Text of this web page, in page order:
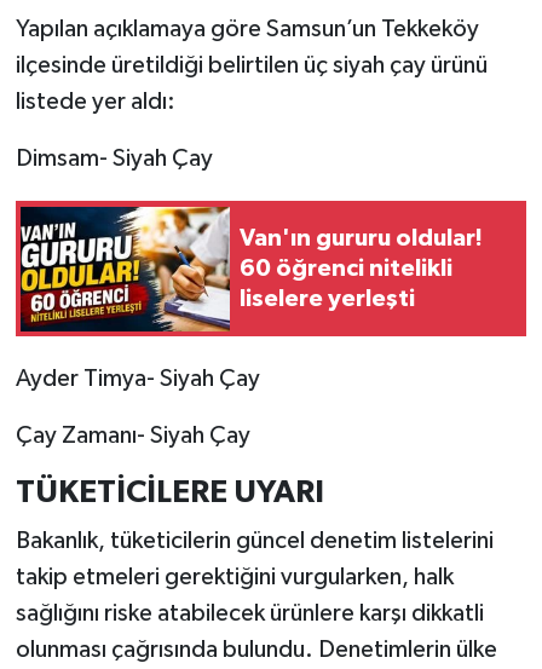
Yapılan açıklamaya göre Samsun’un Tekkeköy
ilçesinde üretildiği belirtilen üç siyah çay ürünü
listede yer aldı:
Dimsam- Siyah Çay
Van'ın gururu oldular!
60 öğrenci nitelikli
liselere yerleşti
Ayder Timya- Siyah Çay
Çay Zamanı- Siyah Çay
TÜKETİCİLERE UYARI
Bakanlık, tüketicilerin güncel denetim listelerini
takip etmeleri gerektiğini vurgularken, halk
sağlığını riske atabilecek ürünlere karşı dikkatli
olunması çağrısında bulundu. Denetimlerin ülke